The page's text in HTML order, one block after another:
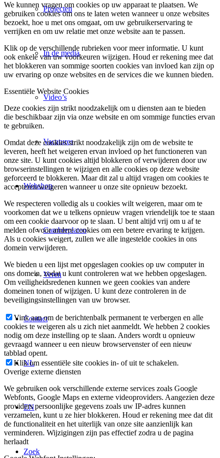
Projecten
In de media
Video’s
Vacatures
Webshop
Camberplaten
Veren
Contact
NL
EN
Zoek
We kunnen vragen om cookies op uw apparaat te plaatsen. We
gebruiken cookies om ons te laten weten wanneer u onze websites
bezoekt, hoe u met ons omgaat, om uw gebruikerservaring te
verrijken en om uw relatie met onze website aan te passen.
Klik op de verschillende rubrieken voor meer informatie. U kunt
ook enkele van uw voorkeuren wijzigen. Houd er rekening mee dat
het blokkeren van sommige soorten cookies van invloed kan zijn op
uw ervaring op onze websites en de services die we kunnen bieden.
Essentiële Website Cookies
Deze cookies zijn strikt noodzakelijk om u diensten aan te bieden
die beschikbaar zijn via onze website en om sommige functies ervan
te gebruiken.
Omdat deze cookies strikt noodzakelijk zijn om de website te
leveren, heeft het weigeren ervan invloed op het functioneren van
onze site. U kunt cookies altijd blokkeren of verwijderen door uw
browserinstellingen te wijzigen en alle cookies op deze website
geforceerd te blokkeren. Maar dit zal u altijd vragen om cookies te
accepteren/weigeren wanneer u onze site opnieuw bezoekt.
We respecteren volledig als u cookies wilt weigeren, maar om te
voorkomen dat we u telkens opnieuw vragen vriendelijk toe te staan
om een cookie daarvoor op te slaan. U bent altijd vrij om u af te
melden of voor andere cookies om een betere ervaring te krijgen.
Als u cookies weigert, zullen we alle ingestelde cookies in ons
domein verwijderen.
We bieden u een lijst met opgeslagen cookies op uw computer in
ons domein, zodat u kunt controleren wat we hebben opgeslagen.
Om veiligheidsredenen kunnen we geen cookies van andere
domeinen tonen of wijzigen. U kunt deze controleren in de
beveiligingsinstellingen van uw browser.
Vink aan om de berichtenbalk permanent te verbergen en alle
cookies te weigeren als u zich niet aanmeldt. We hebben 2 cookies
nodig om deze instelling op te slaan. Anders wordt u opnieuw
gevraagd wanneer u een nieuw browservenster of een nieuw
tabblad opent.
Klik om essentiële site cookies in- of uit te schakelen.
Overige externe diensten
We gebruiken ook verschillende externe services zoals Google
Webfonts, Google Maps en externe videoproviders. Aangezien deze
providers persoonlijke gegevens zoals uw IP-adres kunnen
verzamelen, kunt u ze hier blokkeren. Houd er rekening mee dat dit
de functionaliteit en het uiterlijk van onze site aanzienlijk kan
verminderen. Wijzigingen zijn pas effectief zodra u de pagina
herlaadt